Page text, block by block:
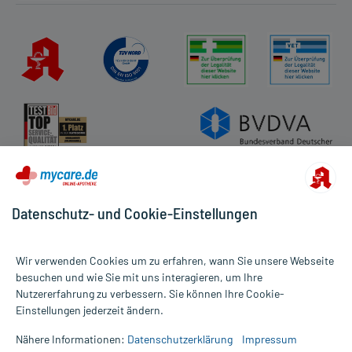
Alle Preise gelten inkl. MwSt., ggf. zzgl. Versandkosten
Informationen auf dieser Website werden ausschließlich für
die Untersuchung und Behandlung durch einen Arzt. Bitte
Datenschutz- und Cookie-Einstellungen
Wir verwenden Cookies um zu erfahren, wann Sie unsere Webseite
besuchen und wie Sie mit uns interagieren, um Ihre
Nutzererfahrung zu verbessern. Sie können Ihre Cookie-
Einstellungen jederzeit ändern.
Nähere Informationen: Datenschutzerklärung Impressum